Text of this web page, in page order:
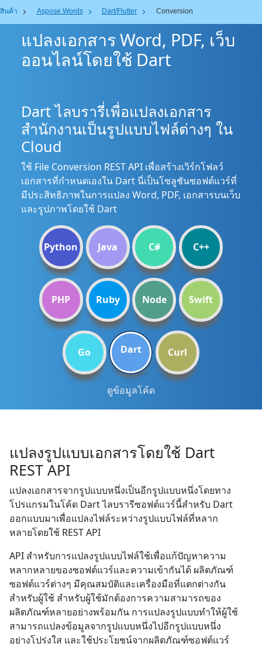
สินค้า Aspose.Words Dart/Flutter Conversion
แปลงเอกสาร Word, PDF, เว็บ
ออนไลน์โดยใช้ Dart
Dart ไลบรารี่เพื่อแปลงเอกสาร
สำนักงานเป็นรูปแบบไฟล์ต่างๆ ใน
Cloud
ใช้ File Conversion REST API เพื่อสร้างเวิร์กโฟลว์
เอกสารที่กำหนดเองใน Dart นี่เป็นโซลูชันซอฟต์แวร์ที่
มีประสิทธิภาพในการแปลง Word, PDF, เอกสารบนเว็บ
และรูปภาพโดยใช้ Dart
Python Java C# C++
PHP Ruby Node Swift
Go Dart Curl
ดูข้อมูลโค้ด
แปลงรูปแบบเอกสารโดยใช้ Dart
REST API
แปลงเอกสารจากรูปแบบหนึ่งเป็นอีกรูปแบบหนึ่งโดยทาง
โปรแกรมในโค้ด Dart ไลบรารีซอฟต์แวร์นี้สำหรับ Dart
ออกแบบมาเพื่อแปลงไฟล์ระหว่างรูปแบบไฟล์ที่หลาก
หลายโดยใช้ REST API
API สำหรับการแปลงรูปแบบไฟล์ใช้เพื่อแก้ปัญหาความ
หลากหลายของซอฟต์แวร์และความเข้ากันได้ ผลิตภัณฑ์
ซอฟต์แวร์ต่างๆ มีคุณสมบัติและเครื่องมือที่แตกต่างกัน
สำหรับผู้ใช้ สำหรับผู้ใช้มักต้องการความสามารถของ
ผลิตภัณฑ์หลายอย่างพร้อมกัน การแปลงรูปแบบทำให้ผู้ใช้
สามารถแปลงข้อมูลจากรูปแบบหนึ่งไปอีกรูปแบบหนึ่ง
อย่างโปร่งใส และใช้ประโยชน์จากผลิตภัณฑ์ซอฟต์แวร์